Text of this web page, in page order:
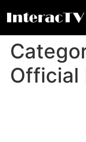
Official